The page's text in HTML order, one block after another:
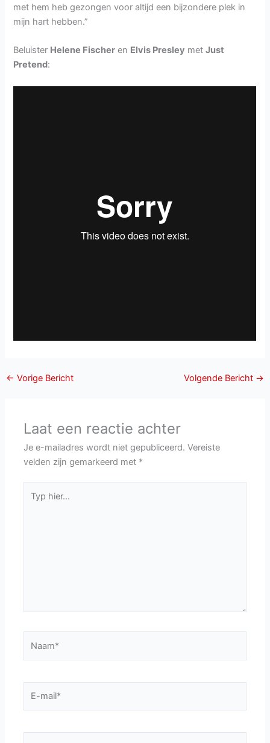
met hem heb gezongen voor altijd een bijzondere plek in
mijn hart hebben.”
Beluister Helene Fischer en Elvis Presley metJust
Pretend:
← Vorige Bericht Volgende Bericht →
Laat een reactie achter
Je e-mailadres wordt niet gepubliceerd. Vereiste
velden zijn gemarkeerd met *
hier...